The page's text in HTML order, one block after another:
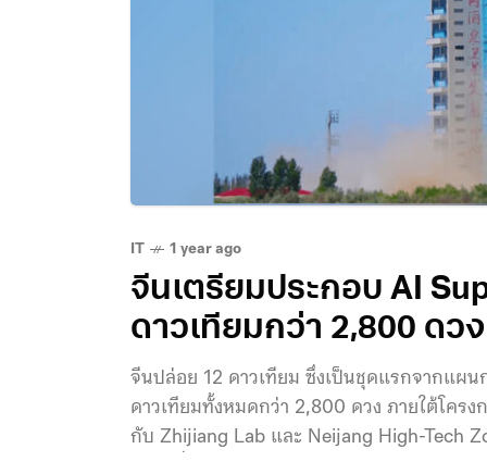
IT 1 year ago
จีนเตรียมประกอบ AI
ดาวเทียมกว่า 2,800 ดวง
จีนปล่อย 12 ดาวเทียม ซึ่งเป็นชุดแรกจากแผน
ดาวเทียมทั้งหมดกว่า 2,800 ดวง ภายใต้โคร
กับ Zhijiang Lab และ Neijang High-Tech